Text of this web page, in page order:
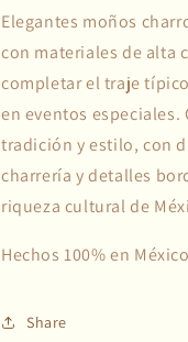
Elegantes moños
con materiales de alta
completar el traje
en eventos especiales.
tradición y estilo, con
charrería y detalles
riqueza cultural de
Hechos 100% en
Share